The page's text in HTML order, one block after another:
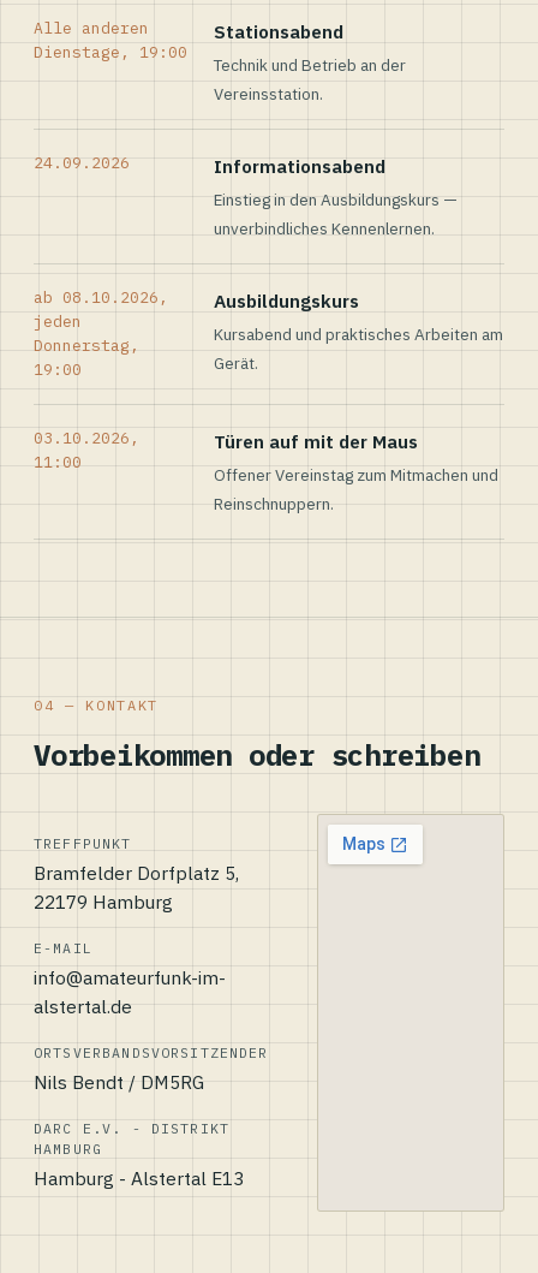
Alle anderen
Dienstage, 19:00
Stationsabend
Technik und Betrieb an der
Vereinsstation.
24.09.2026 Informationsabend
Einstieg in den Ausbildungskurs —
unverbindliches Kennenlernen.
ab 08.10.2026,
jeden
Donnerstag,
19:00
Ausbildungskurs
Kursabend und praktisches Arbeiten am
Gerät.
03.10.2026,
11:00
Türen auf mit der Maus
Offener Vereinstag zum Mitmachen und
Reinschnuppern.
04 — KONTAKT
Vorbeikommen oder schreiben
TREFFPUNKT
Bramfelder Dorfplatz 5,
22179 Hamburg
E-MAIL
info@amateurfunk-im-
alstertal.de
ORTSVERBANDSVORSITZENDER
Nils Bendt / DM5RG
DARC E.V. - DISTRIKT
HAMBURG
Hamburg - Alstertal E13